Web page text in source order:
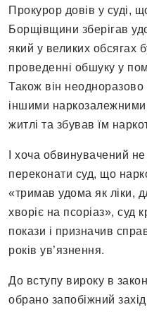
Прокурор довів у суді,
Борщівщини зберігав
який у великих обсягах
проведенні обшуку у
Також він
іншими
житлі та збував їм
І хоча обвинувачений
переконати суд, що
«тримав удома як ліки,
хворіє на псоріаз», суд
покази і призначив
років ув’язнення.
До вступу вироку в
обрано запобіжний